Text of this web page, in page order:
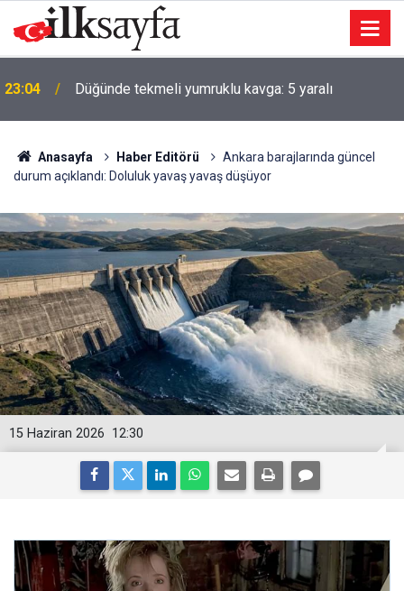
23:04 Düğünde tekmeli yumruklu kavga: 5 yaralı
Anasayfa Haber Editörü
Ankara barajlarında güncel
durum açıklandı: Doluluk yavaş yavaş düşüyor
12:30
15 Haziran 2026